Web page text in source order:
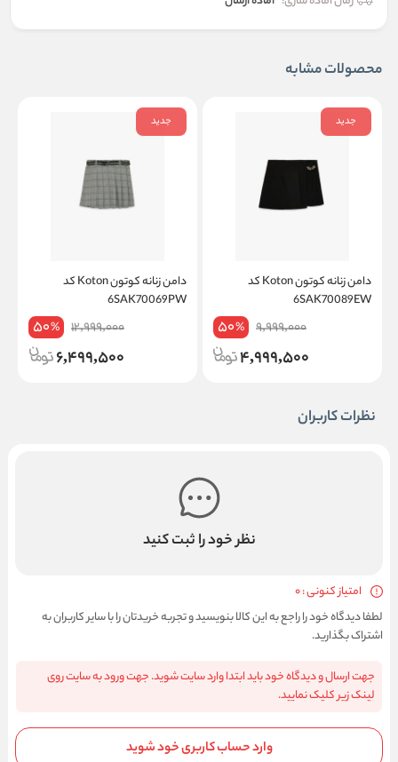
محصولات مشابه
جدید
دامن زنانه کوتون Koton کد
6SAK70089EW
9,999,000
50%
4,999,500
جدید
دامن زنانه کوتون Koton کد
6SAK70069PW
12,999,000
50%
6,499,500
نظرات کاربران
نظر خود را ثبت کنید
امتیاز کنونی : 0
لطفا دیدگاه خود را راجع به این کالا بنویسید و تجربه خریدتان را با سایر کاربران به
اشتراک بگذارید.
جهت ارسال و دیدگاه خود باید ابتدا وارد سایت شوید. جهت ورود به سایت روی
لینک زیر کلیک نمایید.
وارد حساب کاربری خود شوید